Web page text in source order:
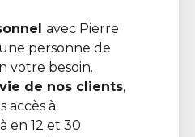
avec Pierre
personne de
votre besoin.
de nos clients,
accès à
en 12 et 30